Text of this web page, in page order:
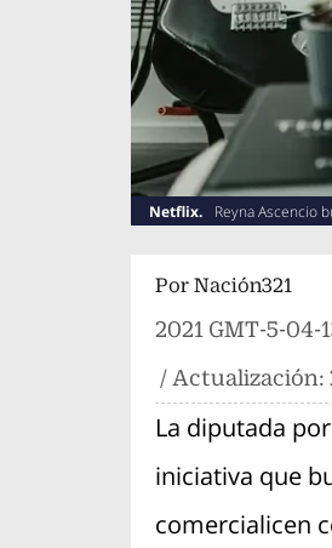
Netflix. Reyna Ascencio
Por Nación321
2021 GMT-5-04-
/ Actualización:
La diputada
iniciativa que
comercialicen